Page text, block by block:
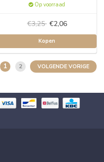
Op voorraad
€3,25 €2,06
Kopen
1 2 VOLGENDE VORIGE